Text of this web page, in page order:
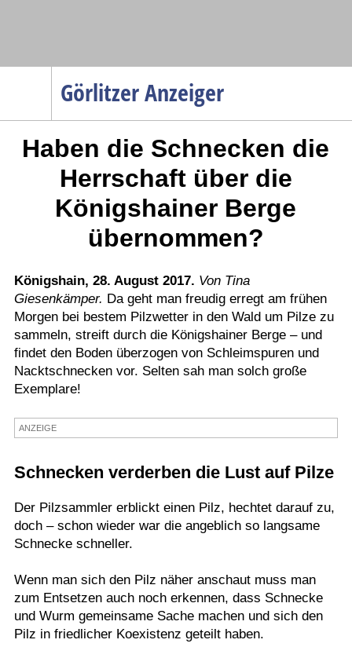
Görlitzer Anzeiger
Menüpunkte
Politik
Gesellschaft
Wirtschaft
Gesundheit
Kultur
Sport
Termine
Haben die Schnecken die
Herrschaft über die
Königshainer Berge
übernommen?
Königshain, 28. August 2017. Von Tina
Giesenkämper. Da geht man freudig erregt am frühen
Morgen bei bestem Pilzwetter in den Wald um Pilze zu
sammeln, streift durch die Königshainer Berge – und
findet den Boden überzogen von Schleimspuren und
Nacktschnecken vor. Selten sah man solch große
Exemplare!
ANZEIGE
Schnecken verderben die Lust auf Pilze
Der Pilzsammler erblickt einen Pilz, hechtet darauf zu,
doch – schon wieder war die angeblich so langsame
Schnecke schneller.
Wenn man sich den Pilz näher anschaut muss man
zum Entsetzen auch noch erkennen, dass Schnecke
und Wurm gemeinsame Sache machen und sich den
Pilz in friedlicher Koexistenz geteilt haben.